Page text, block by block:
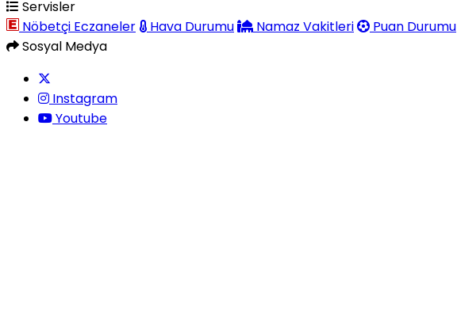
Servisler
Nöbetçi Eczaneler
Hava Durumu Namaz Vakitleri
Puan Durumu
Sosyal Medya
Instagram
Youtube